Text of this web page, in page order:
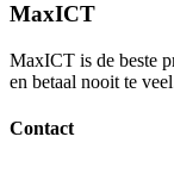
MaxICT
MaxICT is de beste
en betaal nooit te
Contact